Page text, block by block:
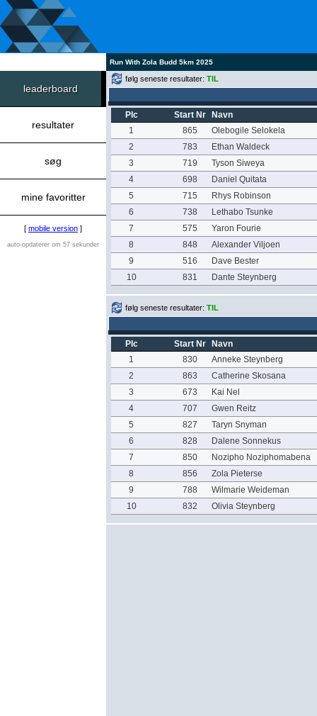
Run With Zola Budd 5km 2025
leaderboard
resultater
søg
mine favoritter
[ mobile version ]
auto-opdaterer om 57 sekunder
følg seneste resultater: TIL
Plc Start Nr
Navn
1
865
Olebogile Selokela
2
783
Ethan Waldeck
3
719
Tyson Siweya
4
698
Daniel Quitata
5
715
Rhys Robinson
6
738
Lethabo Tsunke
7
575
Yaron Fourie
8
848
Alexander Viljoen
9
516
Dave Bester
10
831 Dante Steynberg
følg seneste resultater: TIL
Plc Start Nr
Navn
1
830
Anneke Steynberg
2
863
Catherine Skosana
3
673
Kai Nel
4
707
Gwen Reitz
5
827
Taryn Snyman
6
828
Dalene Sonnekus
7
850
Nozipho Noziphomabena
8
856
Zola Pieterse
9
788
Wilmarie Weideman
10
832 Olivia Steynberg